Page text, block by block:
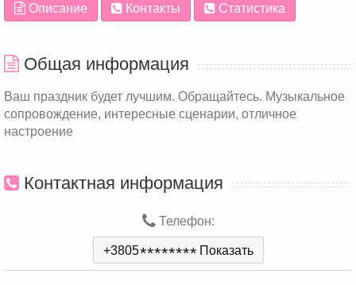
Описание Контакты Статистика
Общая информация
Ваш праздник будет лучшим. Обращайтесь. Музыкальное
сопровождение, интересные сценарии, отличное
настроение
Контактная информация
Телефон:
+3805******** Показать